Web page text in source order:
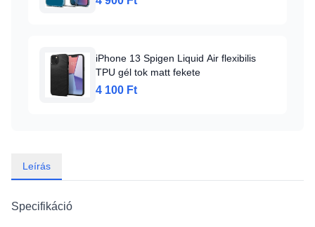
iPhone 13 Spigen Liquid Air flexibilis
TPU gél tok matt fekete
4 100 Ft
Leírás
Specifikáció